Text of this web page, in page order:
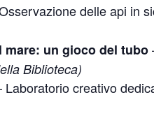
delle api in
mare: un gioco del tubo
Biblioteca)
Laboratorio creativo